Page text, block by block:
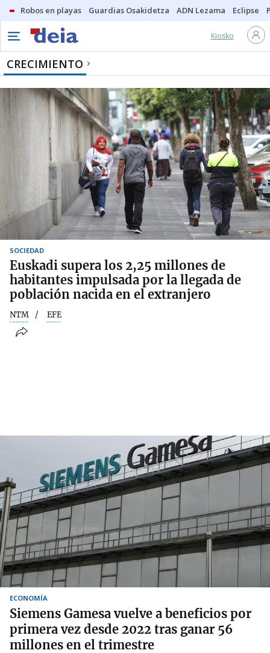
Robos en playas Guardias Osakidetza ADN Lezama Eclipse
Kiosko
CRECIMIENTO
SOCIEDAD
Euskadi supera los 2,25 millones de
habitantes impulsada por la llegada de
población nacida en el extranjero
NTM EFE
ECONOMÍA
Siemens Gamesa vuelve a beneficios por
primera vez desde 2022 tras ganar 56
millones en el trimestre